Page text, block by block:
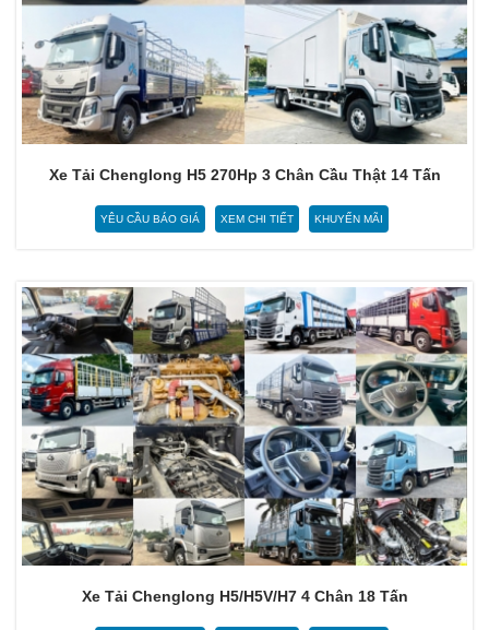
Xe Tải Chenglong H5 270Hp 3 Chân Cầu Thật 14 Tấn
YÊU CẦU BÁO GIÁ XEM CHI TIẾT KHUYẾN MÃI
Xe Tải Chenglong H5/H5V/H7 4 Chân 18 Tấn